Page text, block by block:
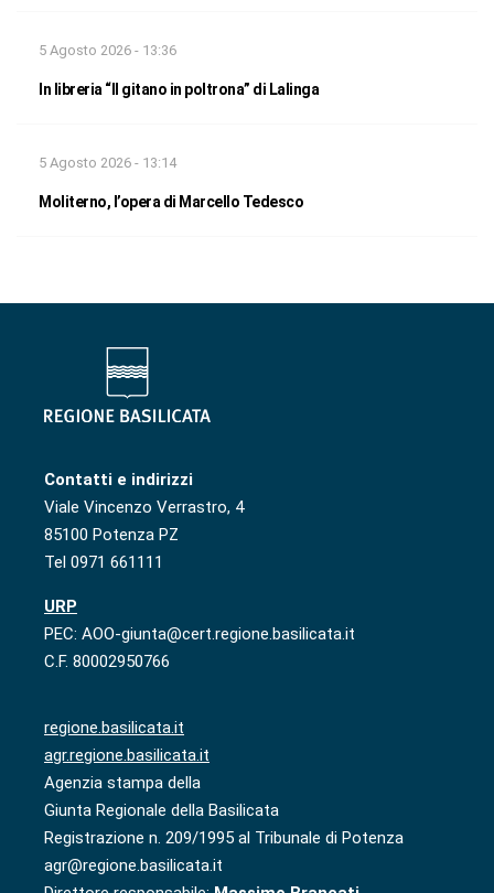
5 Agosto 2026 - 13:36
In libreria “Il gitano in poltrona” di Lalinga
5 Agosto 2026 - 13:14
Moliterno, l’opera di Marcello Tedesco
Contatti e indirizzi
Viale Vincenzo Verrastro, 4
85100 Potenza PZ
Tel 0971 661111
URP
PEC: AOO-giunta@cert.regione.basilicata.it
C.F. 80002950766
regione.basilicata.it
agr.regione.basilicata.it
Agenzia stampa della
Giunta Regionale della Basilicata
Registrazione n. 209/1995 al Tribunale di Potenza
agr@regione.basilicata.it